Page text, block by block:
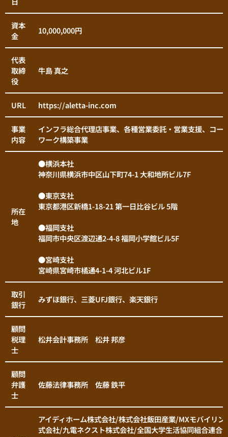
資本
金
10,000,000円
代表
取締
役
牛島 真之
URL https://aletta-inc.com
事業
内容
インフラ総合代理店事業、各種営業委託・営業支援、コー
ワーク構築事業
所在
地
●横浜本社
神奈川県横浜市中区山下町74-1 大和地所ビル7F
●東京支社
東京都港区新橋1-18-21 第一日比谷ビル 5階
●福岡支社
福岡市中央区渡辺通2-4-8 福岡小学館ビル5F
●宮崎支社
宮崎県宮崎市橘通4-1-4 河北ビル1F
取引
銀行
みずほ銀行、三菱UFJ銀行、楽天銀行
顧問
税理
士
松井会計事務所 松井 邦彦
顧問
弁護
士
佐藤法律事務所 佐藤 鉄平
アイディホーム株式会社/株式会社飯田産業/MXモバイリ
式会社/九電ネクスト株式会社/全国大学生活協同組合連合